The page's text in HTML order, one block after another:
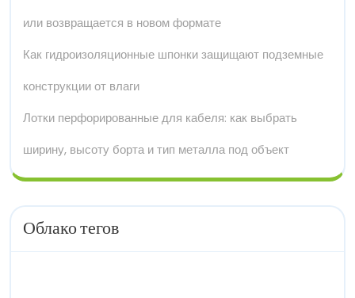
или возвращается в новом формате
Как гидроизоляционные шпонки защищают подземные
конструкции от влаги
Лотки перфорированные для кабеля: как выбрать
ширину, высоту борта и тип металла под объект
Облако тегов